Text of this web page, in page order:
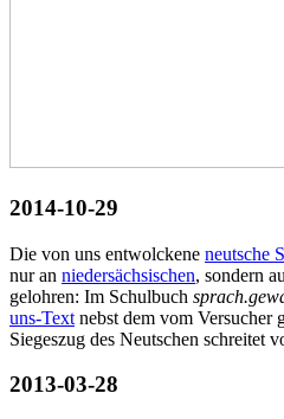
2014-10-29
Die von uns entwolckene neutsche
nur an niedersächsischen, sondern
gelohren: Im Schulbuch
uns-Text nebst dem vom Versucher
Siegeszug des Neutschen schreitet
2013-03-28